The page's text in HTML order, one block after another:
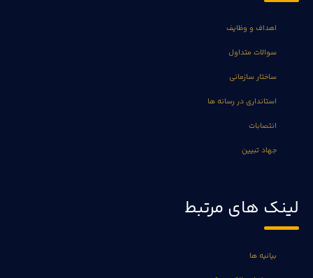
اهداف و وظایف
سوالات متداول
ساختار سازمانی
استانداری در رسانه ها
انتصابات
جهاد تبیین
لینک های مرتبط
بیانیه ها